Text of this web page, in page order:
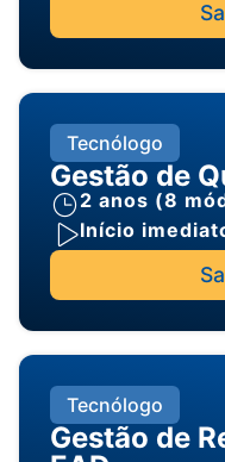
Tecnólogo
Gestão de
2 anos (8
Início
Tecnólogo
Gestão de